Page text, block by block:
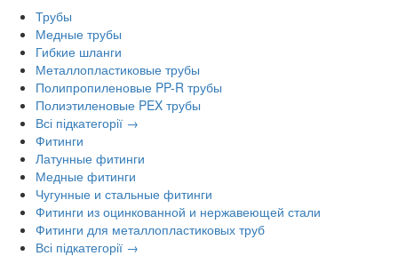
Трубы
Медные трубы
Гибкие шланги
Металлопластиковые трубы
Полипропиленовые PP-R трубы
Полиэтиленовые PEX трубы
Всі підкатегорії →
Фитинги
Латунные фитинги
Медные фитинги
Чугунные и стальные фитинги
Фитинги из оцинкованной и нержавеющей стали
Фитинги для металлопластиковых труб
Всі підкатегорії →